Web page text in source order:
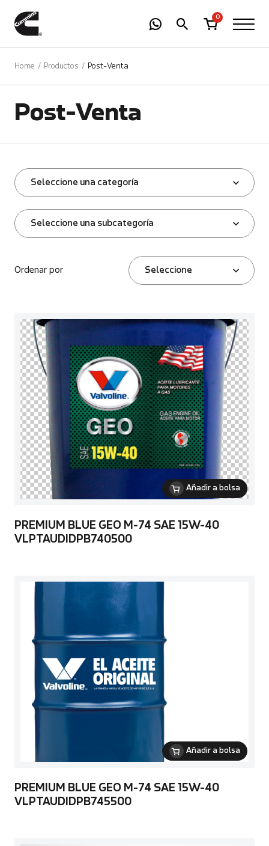
0
Home Productos Post-Venta
Post-Venta
Seleccione una categoría
Seleccione una subcategoría
Ordenar por Seleccione
Añadir a bolsa
PREMIUM BLUE GEO M-74 SAE 15W-40
VLPTAUDIDPB740500
Añadir a bolsa
PREMIUM BLUE GEO M-74 SAE 15W-40
VLPTAUDIDPB745500